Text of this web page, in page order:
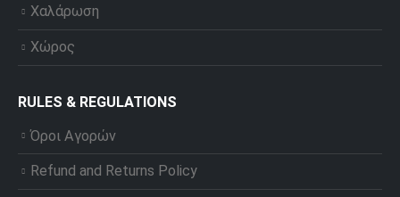
Χαλάρωση
Χώρος
RULES & REGULATIONS
Όροι Αγορών
Refund and Returns Policy